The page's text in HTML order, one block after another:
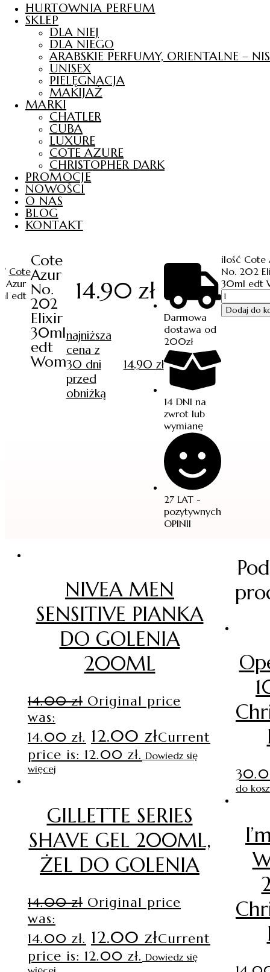
HURTOWNIA PERFUM
SKLEP
DLA NIEJ
DLA NIEGO
ARABSKIE PERFUMY, ORIENTALNE –
UNISEX
PIELĘGNACJA
MAKIJAŻ
MARKI
CHATLER
CUBA
LUXURE
COTE AZURE
CHRISTOPHER DARK
PROMOCJE
NOWOŚCI
O NAS
BLOG
KONTAKT
Cote
Azur
edt
Cote
Azur
No.
202
Elixir
30ml
edt
Wom
14.90 zł
najniższa
cena z
30 dni
przed
obniżką
14.90 zł
Darmowa
dostawa od
200zł
14 DNI na
zwrot lub
wymianę
27 LAT -
pozytywnych
OPINII
ilość Cote
No. 202
30ml edt
Dodaj do
NIVEA MEN
SENSITIVE PIANKA
DO GOLENIA
200ML
14.00zł Original price
was:
14.00 zł. 12.00 złCurrent
price is: 12.00 zł. Dowiedz się
więcej
GILLETTE SERIES
SHAVE GEL 200ML,
ŻEL DO GOLENIA
14.00zł Original price
was:
14.00 zł. 12.00 złCurrent
price is: 12.00 zł. Dowiedz się
do